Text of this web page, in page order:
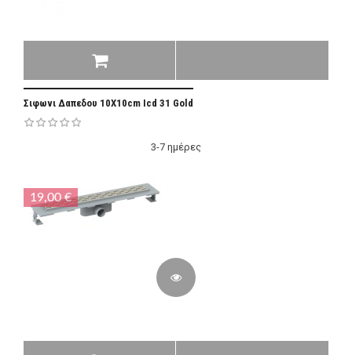
Σιφωνι Δαπεδου 10Χ10cm Icd 31 Gold
3-7 ημέρες
19,00 €